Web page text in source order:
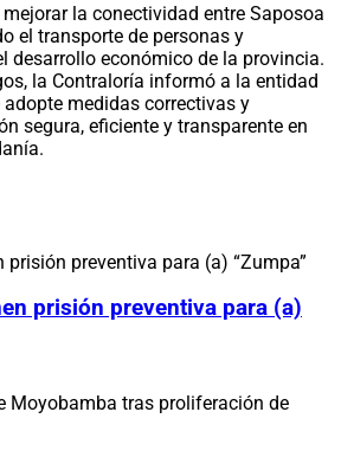
la conectividad entre Saposoa
el transporte de personas y
desarrollo económico de la provincia.
la Contraloría informó a la entidad
medidas correctivas y
segura, eficiente y transparente en
prisión preventiva para (a)